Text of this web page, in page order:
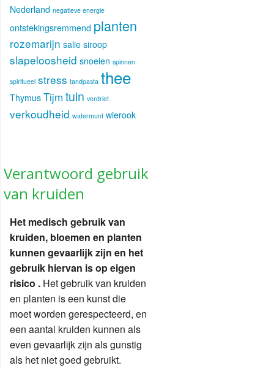
Nederland negatieve energie
ontstekingsremmend planten
rozemarijn salie siroop
slapeloosheid snoeien spinnen
spiritueel stress tandpasta thee
Thymus Tijm tuin verdriet
verkoudheid watermunt wierook
Verantwoord gebruik
van kruiden
Het medisch gebruik van
kruiden, bloemen en planten
kunnen gevaarlijk zijn en het
gebruik hiervan is op eigen
risico . Het gebruik van kruiden
en planten is een kunst die
moet worden gerespecteerd, en
een aantal kruiden kunnen als
even gevaarlijk zijn als gunstig
als het niet goed gebruikt.